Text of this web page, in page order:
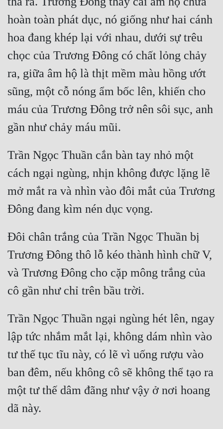
Tu Tiên
Tội Phạm
Vô Địch
Võ Hiệp
Võng Du
Xuyên Không
Xuyên Nhanh
Xuyên Sách
Xuyên Thư
Điền Văn
Đô Thị
Đông Phương
Đông Phương Huyền Huyễn
Đồng Nhân
Cẩu Đạo Trường Sinh
Truyện Nam
Truyện Nữ
Vô Địch Lưu
hoàn toàn phát dục, nó giống như hai cánh
hoa đang khép lại với nhau, dưới sự trêu
chọc của Trương Đông có chất lỏng chảy
ra, giữa âm hộ là thịt mềm màu hồng ướt
sũng, một cỗ nóng ẩm bốc lên, khiến cho
máu của Trương Đông trở nên sôi sục, anh
Trần Ngọc Thuần cắn bàn tay nhỏ một
cách ngại ngùng, nhịn không được lặng lẽ
mở mắt ra và nhìn vào đôi mắt của Trương
Đôi chân trắng của Trần Ngọc Thuần bị
Trương Đông thô lỗ kéo thành hình chữ V,
và Trương Đông cho cặp mông trắng của
Trần Ngọc Thuần ngại ngùng hét lên, ngay
lập tức nhắm mắt lại, không dám nhìn vào
tư thế tục tĩu này, có lẽ vì uống rượu vào
ban đêm, nếu không cô sẽ không thể tạo ra
một tư thế dâm đãng như vậy ở nơi hoang